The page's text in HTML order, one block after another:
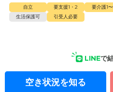
自立 要支援1・2 要介護1
生活保護可
引受人必要
LINEで
空き状況を知る